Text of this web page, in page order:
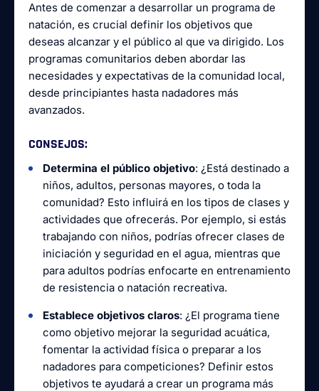
Antes de comenzar a desarrollar un programa de
natación, es crucial definir los objetivos que
deseas alcanzar y el público al que va dirigido. Los
programas comunitarios deben abordar las
necesidades y expectativas de la comunidad local,
desde principiantes hasta nadadores más
avanzados.
CONSEJOS:
Determina el público objetivo: ¿Está destinado a
niños, adultos, personas mayores, o toda la
comunidad? Esto influirá en los tipos de clases y
actividades que ofrecerás. Por ejemplo, si estás
trabajando con niños, podrías ofrecer clases de
iniciación y seguridad en el agua, mientras que
para adultos podrías enfocarte en entrenamiento
de resistencia o natación recreativa.
Establece objetivos claros: ¿El programa tiene
como objetivo mejorar la seguridad acuática,
fomentar la actividad física o preparar a los
nadadores para competiciones? Definir estos
objetivos te ayudará a crear un programa más